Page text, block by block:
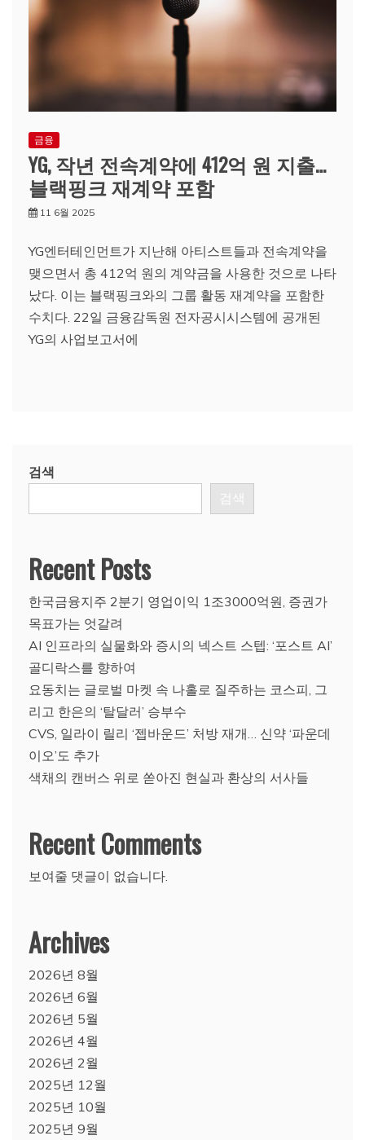
금융
YG, 작년 전속계약에 412억 원 지출…
블랙핑크 재계약 포함
11 6월 2025
YG엔터테인먼트가 지난해 아티스트들과 전속계약을
맺으면서 총 412억 원의 계약금을 사용한 것으로 나타
났다. 이는 블랙핑크와의 그룹 활동 재계약을 포함한
수치다. 22일 금융감독원 전자공시시스템에 공개된
YG의 사업보고서에
검색
검색
Recent Posts
한국금융지주 2분기 영업이익 1조3000억원, 증권가
목표가는 엇갈려
AI 인프라의 실물화와 증시의 넥스트 스텝: ‘포스트 AI’
골디락스를 향하여
요동치는 글로벌 마켓 속 나홀로 질주하는 코스피, 그
리고 한은의 ‘탈달러’ 승부수
CVS, 일라이 릴리 ‘젭바운드’ 처방 재개… 신약 ‘파운데
이오’도 추가
색채의 캔버스 위로 쏟아진 현실과 환상의 서사들
Recent Comments
보여줄 댓글이 없습니다.
Archives
2026년 8월
2026년 6월
2026년 5월
2026년 4월
2026년 2월
2025년 12월
2025년 10월
2025년 9월